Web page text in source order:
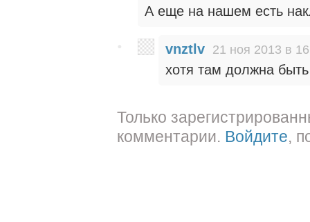
А еще на нашем есть
vnztlv 21 ноя 2013 в
хотя там должна
Только
комментарии. Войдите,